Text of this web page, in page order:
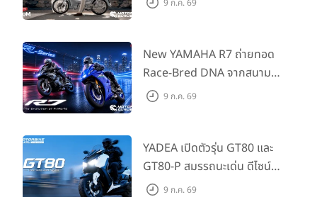
House Flagship Store ทั่ว
ประเทศ
New YAMAHA R7 ถ่ายทอด
Race-Bred DNA จากสนาม
แข่งสู่ซูเปอร์สปอร์ตคลาสกลาง
9 ก.ค. 69
YADEA เปิดตัวรุ่น GT80 และ
GT80-P สมรรถนะเด่น ดีไซน์หรู
ปลอดภัย ราคาเข้าถึงง่าย จด
9 ก.ค. 69